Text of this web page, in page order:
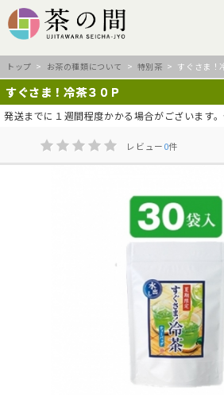
トップ > お茶の種類について > 特別茶 > すぐさま！
すぐさま！冷茶３０Ｐ
発送までに１週間程度かかる場合がございます
レビュー0件